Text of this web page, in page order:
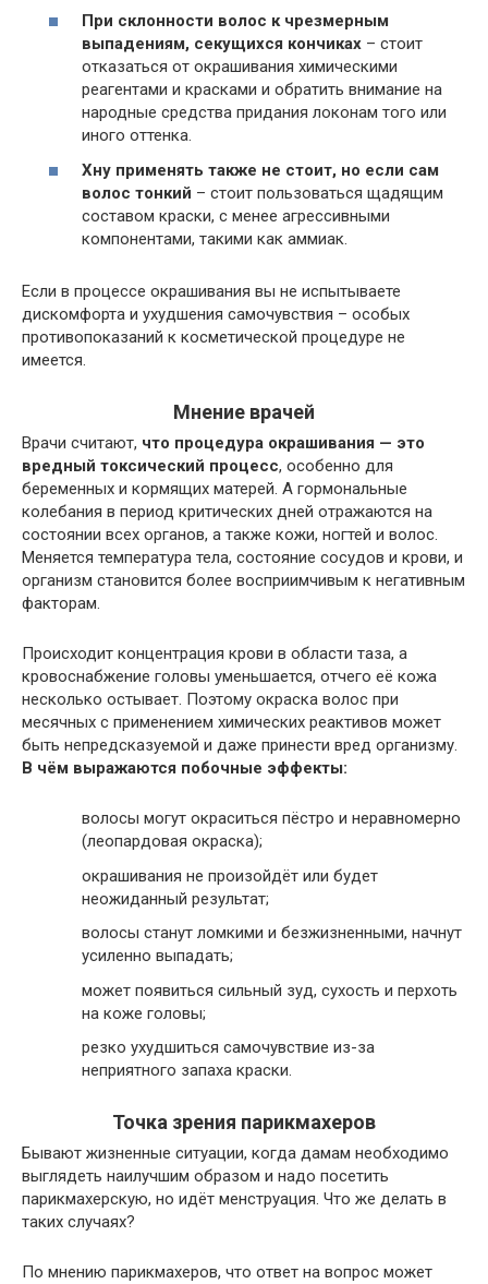
При склонности волос к чрезмерным
выпадениям, секущихся кончиках – стоит
отказаться от окрашивания химическими
реагентами и красками и обратить внимание на
народные средства придания локонам того или
иного оттенка.
Хну применять также не стоит, но если сам
волос тонкий – стоит пользоваться щадящим
составом краски, с менее агрессивными
компонентами, такими как аммиак.
Если в процессе окрашивания вы не испытываете
дискомфорта и ухудшения самочувствия – особых
противопоказаний к косметической процедуре не
имеется.
Мнение врачей
Врачи считают, что процедура окрашивания — это
вредный токсический процесс, особенно для
беременных и кормящих матерей. А гормональные
колебания в период критических дней отражаются на
состоянии всех органов, а также кожи, ногтей и волос.
Меняется температура тела, состояние сосудов и крови, и
организм становится более восприимчивым к негативным
факторам.
Происходит концентрация крови в области таза, а
кровоснабжение головы уменьшается, отчего её кожа
несколько остывает. Поэтому окраска волос при
месячных с применением химических реактивов может
быть непредсказуемой и даже принести вред организму.
В чём выражаются побочные эффекты:
волосы могут окраситься пёстро и неравномерно
(леопардовая окраска);
окрашивания не произойдёт или будет
неожиданный результат;
волосы станут ломкими и безжизненными, начнут
усиленно выпадать;
может появиться сильный зуд, сухость и перхоть
на коже головы;
резко ухудшиться самочувствие из-за
неприятного запаха краски.
Точка зрения парикмахеров
Бывают жизненные ситуации, когда дамам необходимо
выглядеть наилучшим образом и надо посетить
парикмахерскую, но идёт менструация. Что же делать в
таких случаях?
По мнению парикмахеров, что ответ на вопрос может